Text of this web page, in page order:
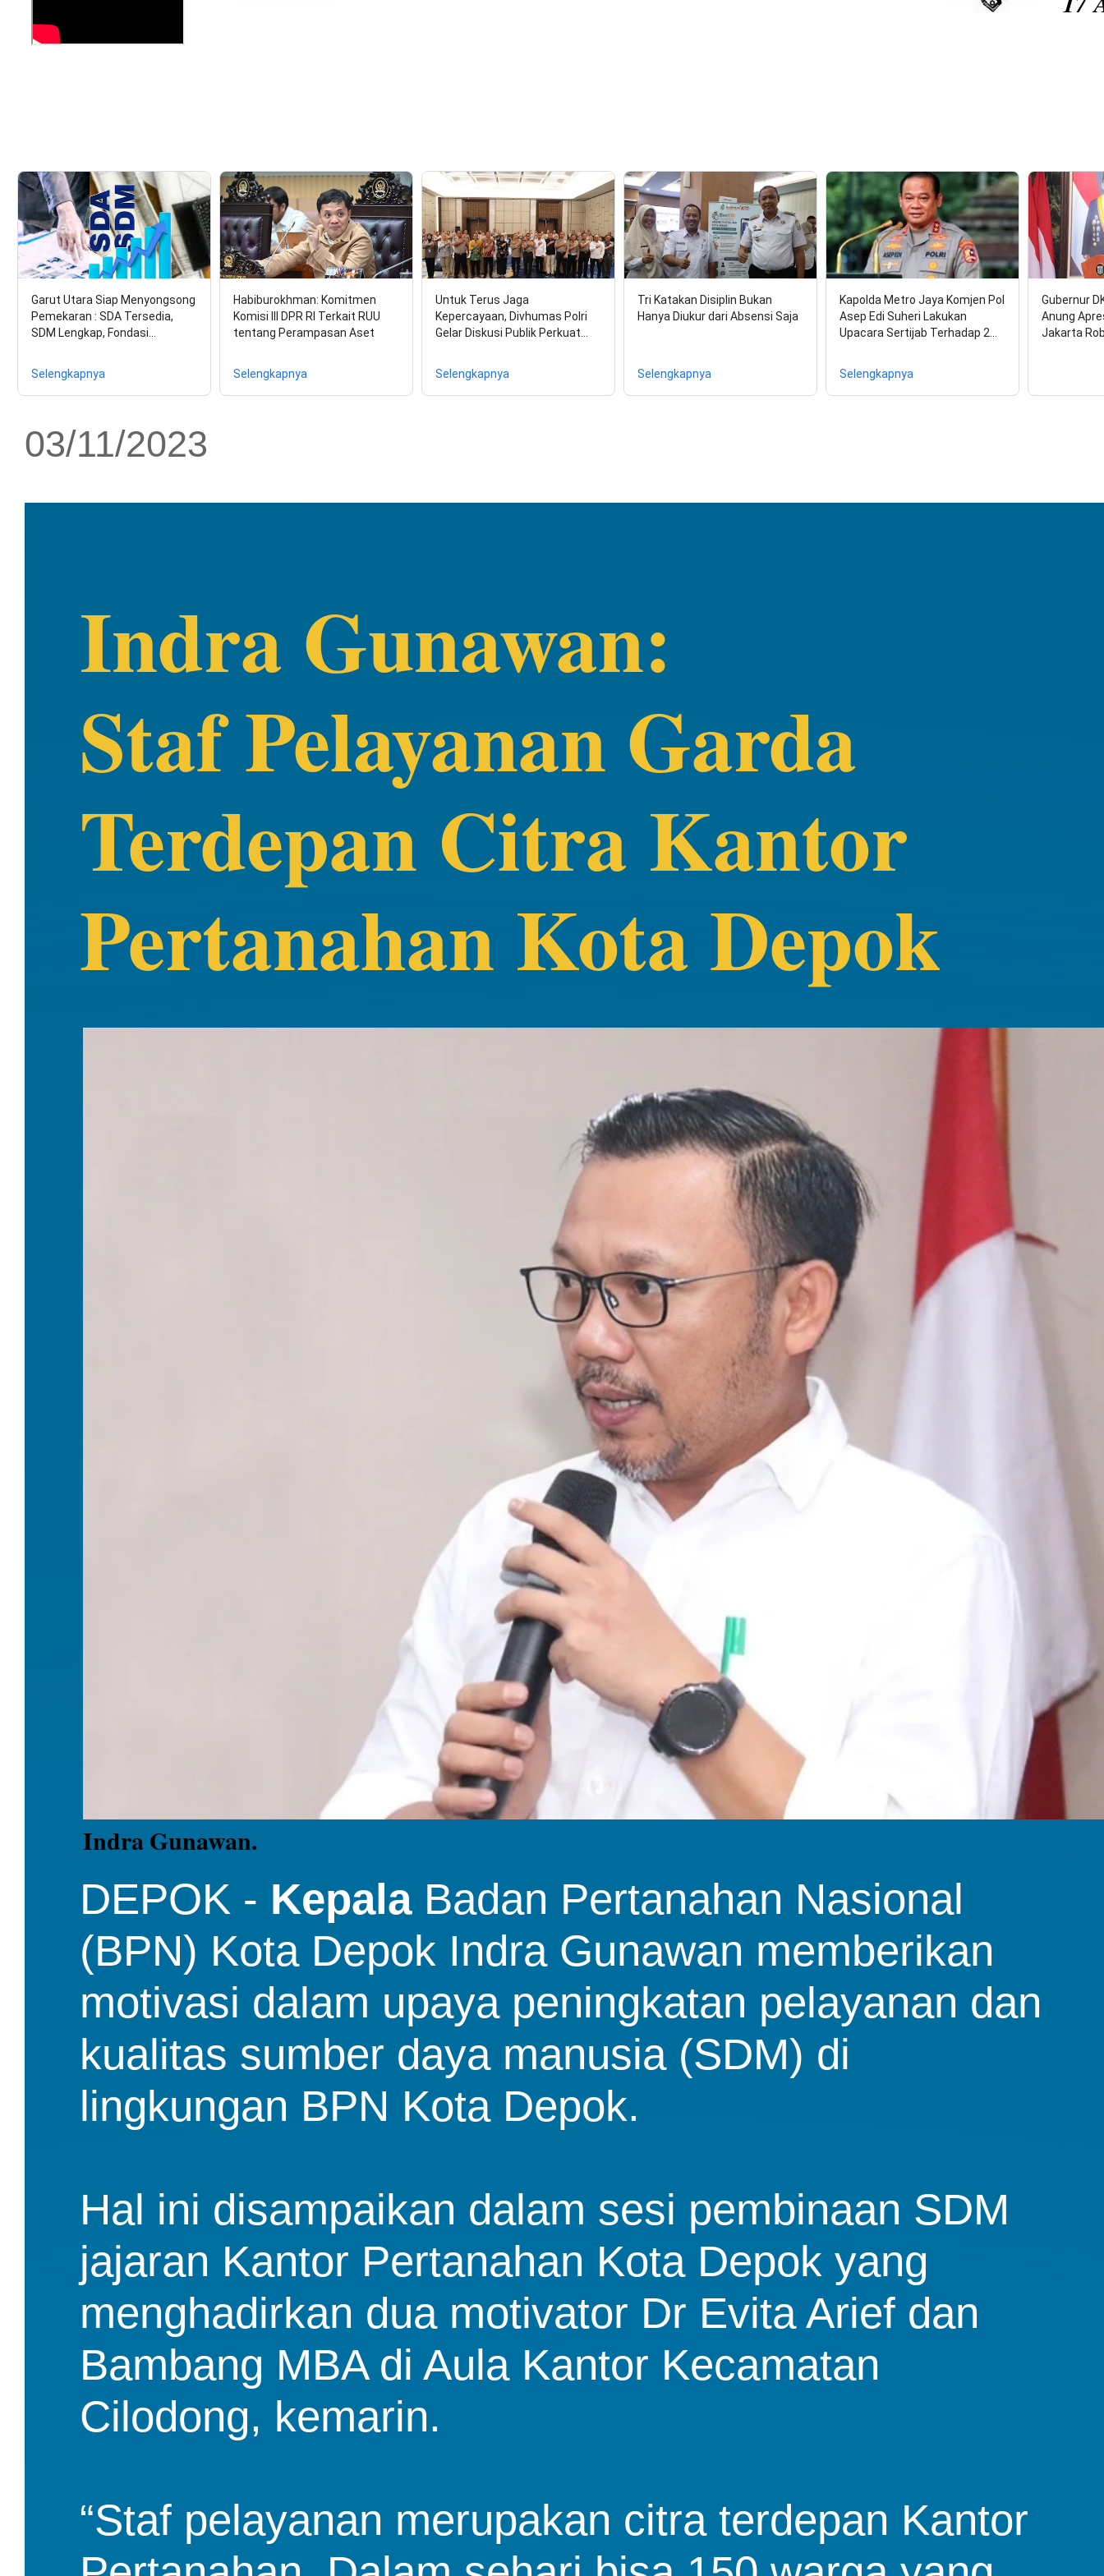
Garut Utara Siap Menyongsong
Pemekaran : SDA Tersedia,
SDM Lengkap, Fondasi…
Selengkapnya
Habiburokhman: Komitmen
Komisi III DPR RI Terkait RUU
tentang Perampasan Aset
Selengkapnya
Untuk Terus Jaga
Kepercayaan, Divhumas Polri
Gelar Diskusi Publik Perkuat…
Selengkapnya
Tri Katakan Disiplin Bukan
Hanya Diukur dari Absensi Saja
Selengkapnya
Kapolda Metro Jaya Komjen Pol
Asep Edi Suheri Lakukan
Upacara Sertijab Terhadap 2…
Selengkapnya
Gubernur
Anung
Jakarta
03/11/2023
Indra Gunawan:
Staf Pelayanan Garda
Terdepan Citra Kantor
Pertanahan Kota Depok
Indra Gunawan.
DEPOK - KepalaBadan Pertanahan Nasional
(BPN) Kota Depok Indra Gunawan memberikan
motivasi dalam upaya peningkatan pelayanan dan
kualitas sumber daya manusia (SDM) di
lingkungan BPN Kota Depok.
Hal ini disampaikan dalam sesi pembinaan SDM
jajaran Kantor Pertanahan Kota Depok yang
menghadirkan dua motivator Dr Evita Arief dan
Bambang MBA di Aula Kantor Kecamatan
Cilodong, kemarin.
“Staf pelayanan merupakan citra terdepan Kantor